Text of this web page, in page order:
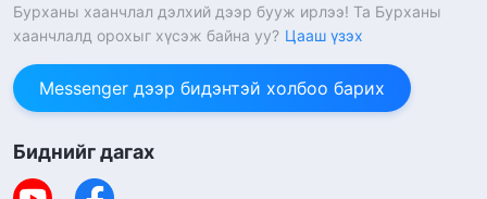
Бурханы хаанчлал дэлхий дээр бууж ирлээ! Та Бурханы
хаанчлалд орохыг хүсэж байна уу? Цааш үзэх
Messenger дээр бидэнтэй холбоо барих
Биднийг дагах